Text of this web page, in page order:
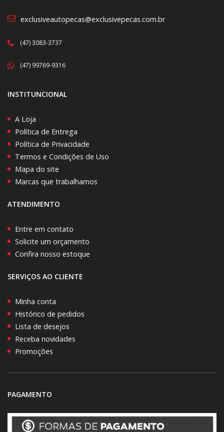
exclusiveautopecas@exclusivepecas.com.br
(47) 3083-3737
(47) 99769-9316
INSTITUNCIONAL
A Loja
Política de Entrega
Política de Privacidade
Termos e Condições de Uso
Mapa do site
Marcas que trabalhamos
ATENDIMENTO
Entre em contato
Solicite um orçamento
Confira nosso estoque
SERVIÇOS AO CLIENTE
Minha conta
Histórico de pedidos
Lista de desejos
Receba novidades
Promoções
PAGAMENTO